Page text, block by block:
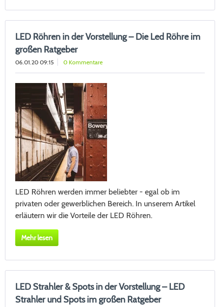
LED Röhren in der Vorstellung – Die Led Röhre im
großen Ratgeber
06.01.20 09:15 0 Kommentare
LED Röhren werden immer beliebter - egal ob im
privaten oder gewerblichen Bereich. In unserem Artikel
erläutern wir die Vorteile der LED Röhren.
Mehr lesen
LED Strahler & Spots in der Vorstellung – LED
Strahler und Spots im großen Ratgeber